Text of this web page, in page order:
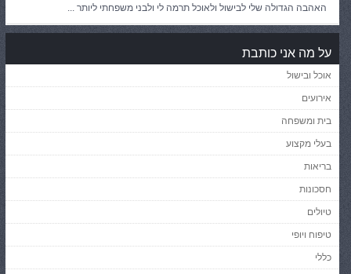
האהבה הגדולה שלי לבישול ולאוכל תרמה לי ולבני משפחתי ליותר ...
על מה אני כותבת
אוכל ובישול
אירועים
בית ומשפחה
בעלי מקצוע
בריאות
חסכונות
טיולים
טיפוח ויופי
כללי